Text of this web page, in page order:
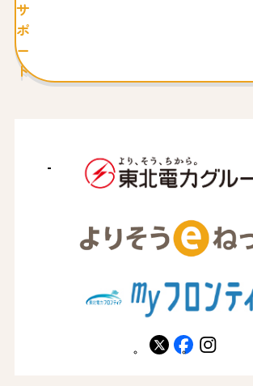
サ
ポ
ー
ト
X facebookinstagram